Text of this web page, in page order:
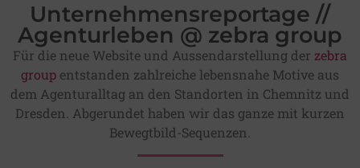
Unternehmensreportage //
Agenturleben @ zebra group
Für die neue Website und Aussendarstellung der zebra
group entstanden zahlreiche lebensnahe Motive aus
dem Agenturalltag an den Standorten in Chemnitz und
Dresden. Abgerundet haben wir das ganze mit kurzen
Bewegtbild-Sequenzen.